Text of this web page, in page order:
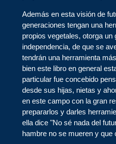
Además en esta visión de
generaciones tengan una
propios vegetales, otorga un
independencia, de que se
tendrán una herramienta
bien este libro en general
particular fue concebido
desde sus hijas, nietas y
en este campo con la gran
prepararlos y darles
ella dice "No sé nada del
hambre no se mueren y que